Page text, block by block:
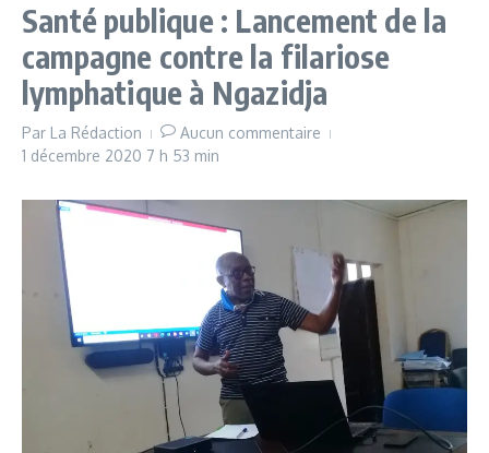
Santé publique : Lancement de la
campagne contre la filariose
lymphatique à Ngazidja
Par La Rédaction
Aucun commentaire
1 décembre 2020 7 h 53 min